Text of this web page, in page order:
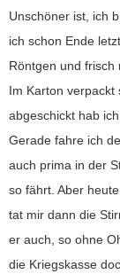
Unschöner ist, ich
ich schon Ende
Röntgen und frisch
Im Karton
abgeschickt hab
Gerade fahre ich
auch prima in der
so fährt. Aber
tat mir dann die
er auch, so ohne
die Kriegskasse